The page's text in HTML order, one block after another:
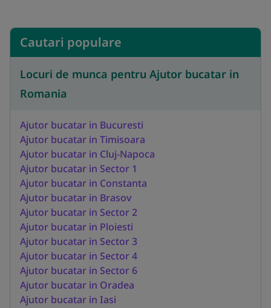
Cautari populare
Locuri de munca pentru Ajutor bucatar in
Romania
Ajutor bucatar in Bucuresti
Ajutor bucatar in Timisoara
Ajutor bucatar in Cluj-Napoca
Ajutor bucatar in Sector 1
Ajutor bucatar in Constanta
Ajutor bucatar in Brasov
Ajutor bucatar in Sector 2
Ajutor bucatar in Ploiesti
Ajutor bucatar in Sector 3
Ajutor bucatar in Sector 4
Ajutor bucatar in Sector 6
Ajutor bucatar in Oradea
Ajutor bucatar in Iasi